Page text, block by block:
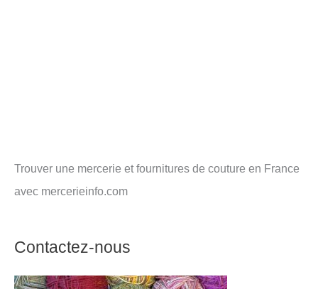
Trouver une mercerie et fournitures de couture en France
avec mercerieinfo.com
Contactez-nous